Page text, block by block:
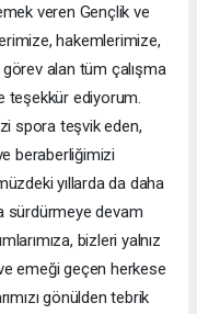
veren Gençlik ve
hakemlerimize,
alan tüm çalışma
teşekkür ediyorum.
spora teşvik eden,
beraberliğimizi
yıllarda da daha
sürdürmeye devam
bizleri yalnız
emeği geçen herkese
gönülden tebrik